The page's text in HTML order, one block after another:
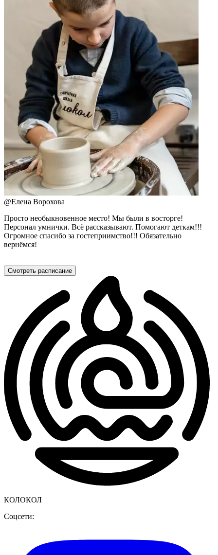
@Елена Ворохова
Просто необыкновенное место! Мы были в восторге!
Персонал умнички. Всё рассказывают. Помогают деткам!!!
Огромное спасибо за гостеприимство!!! Обязательно
вернёмся!
Смотреть расписание
КОЛОКОЛ
Соцсети: